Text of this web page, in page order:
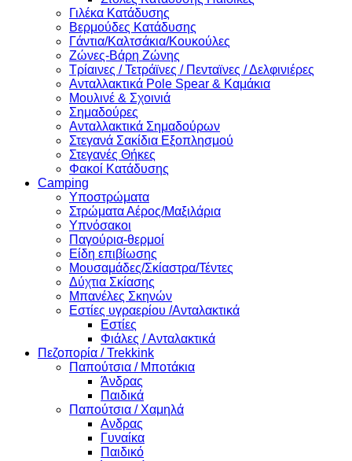
Γιλέκα Κατάδυσης
Βερμούδες Κατάδυσης
Γάντια/Καλτσάκια/Κουκούλες
Ζώνες-Βάρη Ζώνης
Τρίαινες / Τετράϊνες / Πενταϊνες / Δελφινιέρες
Ανταλλακτικά Pole Spear & Καμάκια
Μουλινέ & Σχοινιά
Σημαδούρες
Ανταλλακτικά Σημαδούρων
Στεγανά Σακίδια Εξοπλησμού
Στεγανές Θήκες
Φακοί Κατάδυσης
Camping
Υποστρώματα
Στρώματα Αέρος/Μαξιλάρια
Υπνόσακοι
Παγούρια-θερμοί
Είδη επιβίωσης
Μουσαμάδες/Σκίαστρα/Τέντες
Δύχτια Σκίασης
Μπανέλες Σκηνών
Εστίες υγραερίου /Ανταλακτικά
Εστίες
Φιάλες / Ανταλακτικά
Πεζοπορία / Trekkink
Παπούτσια / Μποτάκια
Άνδρας
Παιδικά
Παπούτσια / Χαμηλά
Ανδρας
Γυναίκα
Παιδικό